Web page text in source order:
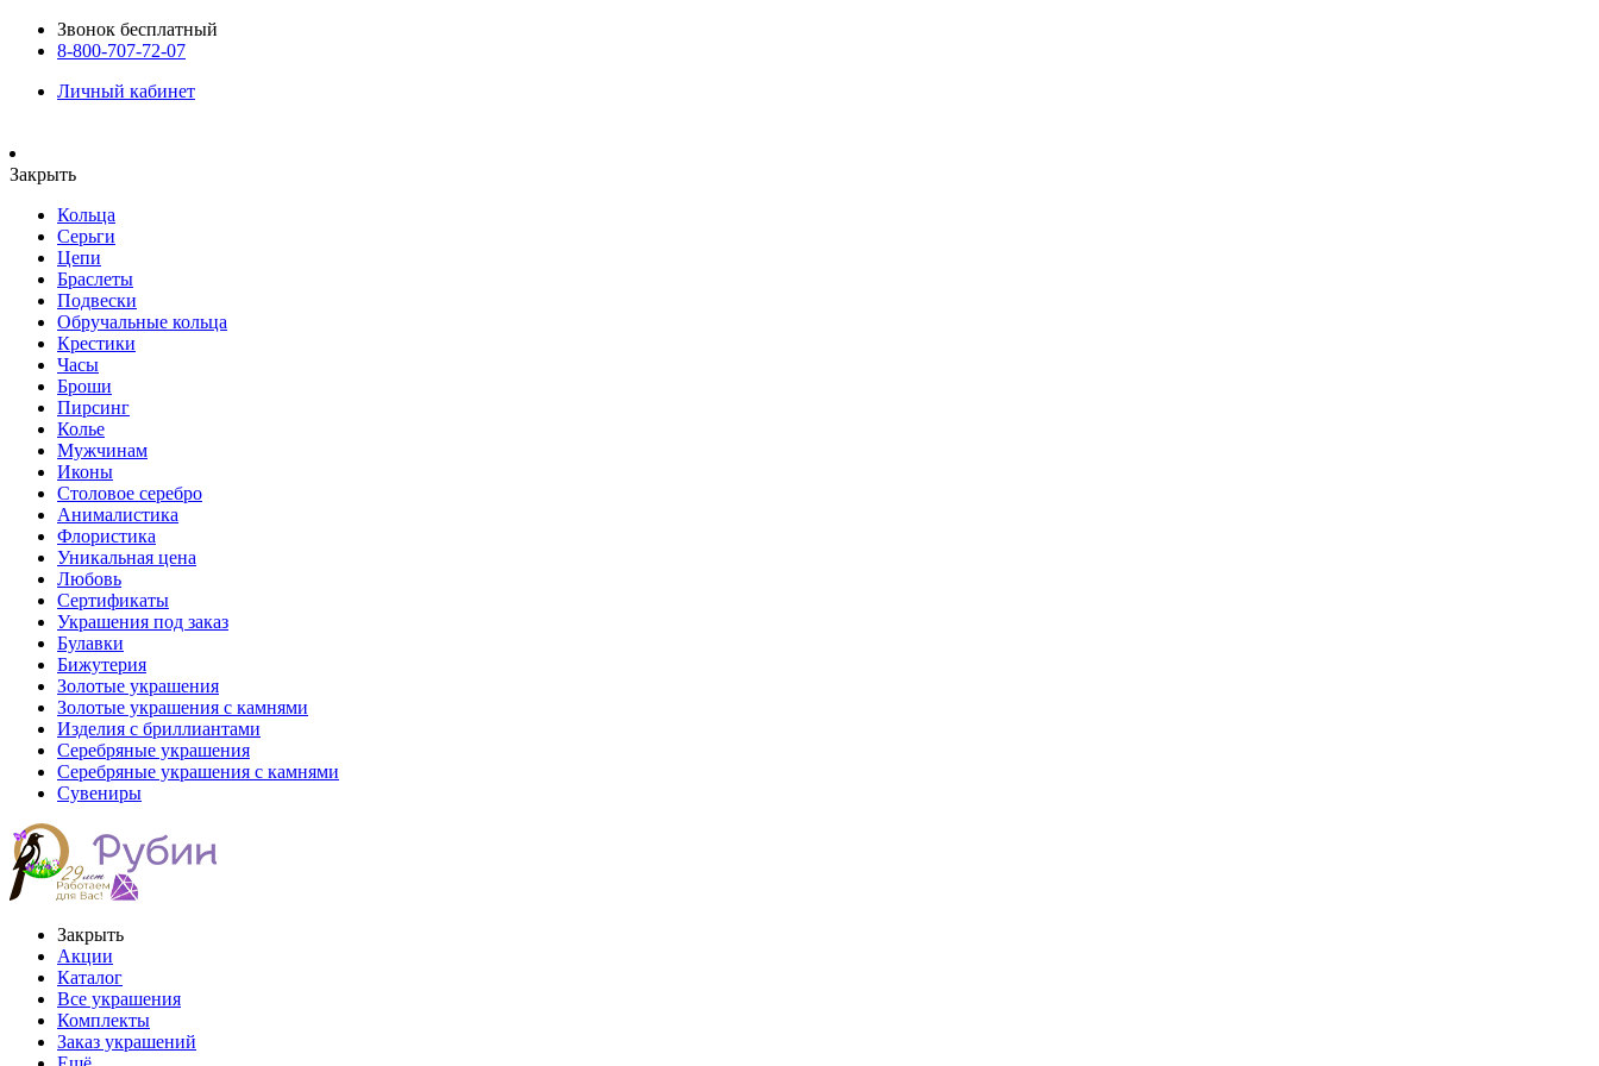
Звонок бесплатный
8-800-707-72-07
Личный кабинет
Закрыть
Кольца
Серьги
Цепи
Браслеты
Подвески
Обручальные кольца
Крестики
Часы
Броши
Пирсинг
Колье
Мужчинам
Иконы
Столовое серебро
Анималистика
Флористика
Уникальная цена
Любовь
Сертификаты
Украшения под заказ
Булавки
Бижутерия
Золотые украшения
Золотые украшения с камнями
Изделия с бриллиантами
Серебряные украшения
Серебряные украшения с камнями
Сувениры
Закрыть
Акции
Каталог
Все украшения
Комплекты
Заказ украшений